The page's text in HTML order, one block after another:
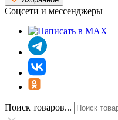
Соцсети и мессенджеры
Поиск товаров...